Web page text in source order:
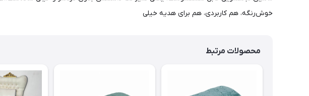
خوش‌رنگه، هم کاربردی، هم برای هدیه خیلی
محصولات مرتبط